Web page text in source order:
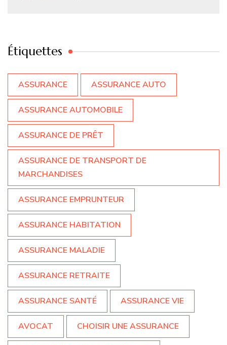
Étiquettes
ASSURANCE ASSURANCE AUTO
ASSURANCE AUTOMOBILE
ASSURANCE DE PRÊT
ASSURANCE DE TRANSPORT DE
MARCHANDISES
ASSURANCE EMPRUNTEUR
ASSURANCE HABITATION
ASSURANCE MALADIE
ASSURANCE RETRAITE
ASSURANCE SANTÉ ASSURANCE VIE
AVOCAT CHOISIR UNE ASSURANCE